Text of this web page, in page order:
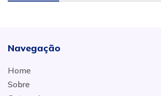
Navegação
Home
Sobre